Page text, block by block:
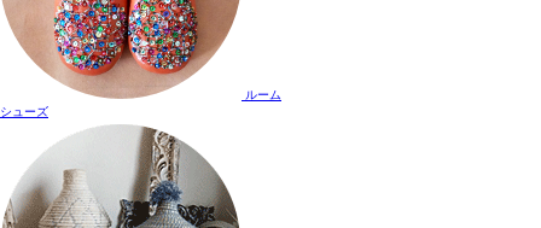
ルーム
シューズ